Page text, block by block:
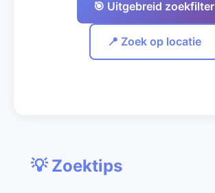
🎯 Uitgebreid zoekfilter
📍 Zoek op locatie
💡 Zoektips